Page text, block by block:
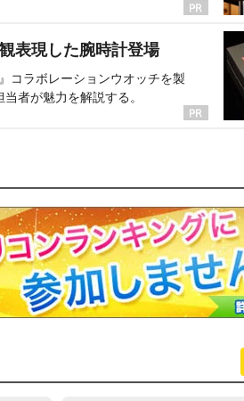
表現した腕時計登場
コラボレーションウオッチを製
者が魅力を解説する。